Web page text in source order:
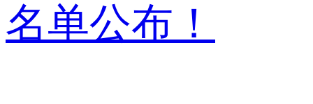
名单公布！